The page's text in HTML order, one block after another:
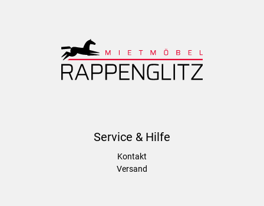
Service & Hilfe
Kontakt
Versand